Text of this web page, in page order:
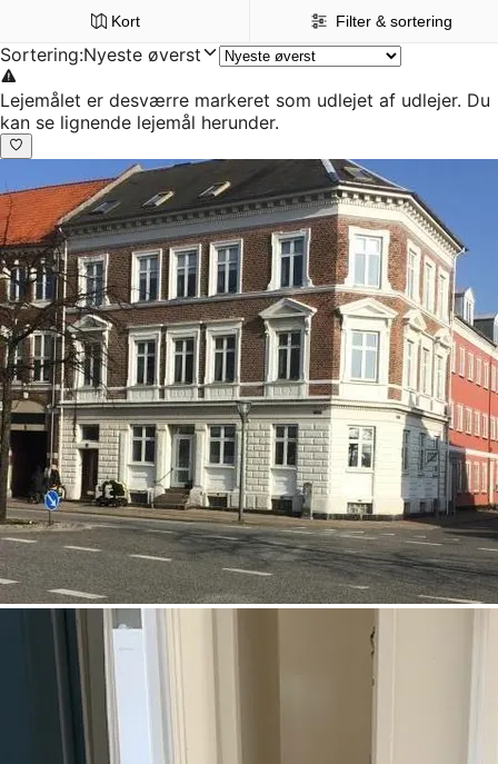
Kort Filter & sortering
Sortering:Nyeste øverst
Lejemålet er desværre markeret som udlejet af udlejer. Du
kan se lignende lejemål herunder.